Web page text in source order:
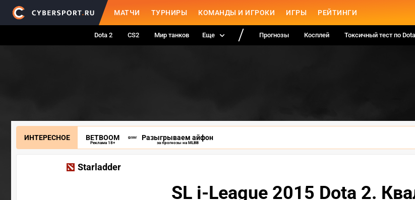
МАТЧИ ТУРНИРЫ КОМАНДЫ И ИГРОКИ ИГРЫ РЕЙТИНГИ
Dota 2 CS2 Мир танков Еще Прогнозы Косплей Токсичный тест по
ИНТЕРЕСНОЕ BETBOOM
Реклама 18+
Разыгрываем айфон
за прогнозы на MLBB
Starladder
SL i-League 2015 Dota 2.